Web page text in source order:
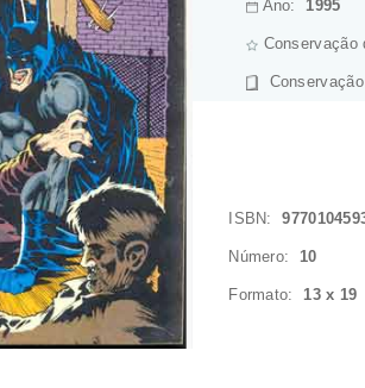
Ano:1995
Conservação
ISBN:
Número: 10
Formato:13 x 19